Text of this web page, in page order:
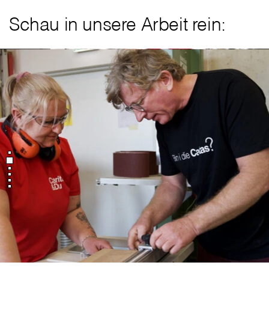
Schau in unsere Arbeit rein: